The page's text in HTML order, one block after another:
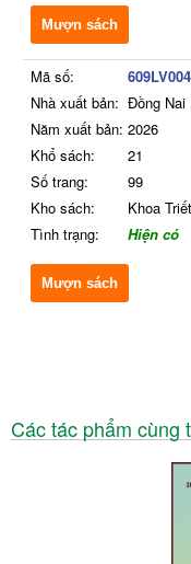
Mượn sách
Mã số:
Nhà xuất bản: Đồng Nai
Năm xuất bản: 2026
Khổ sách:
21
Số trang:
99
Kho sách:
Khoa Triết
Tình trạng:
Hiện có
Mượn sách
Các tác phẩm cùng